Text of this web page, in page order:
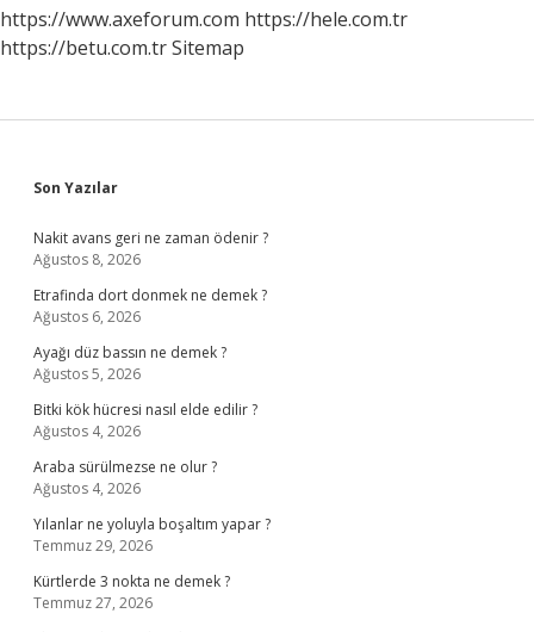
https://www.axeforum.com https://hele.com.tr
https://betu.com.trSitemap
Sidebar
Son Yazılar
Nakit avans geri ne zaman ödenir ?
Ağustos 8, 2026
Etrafinda dort donmek ne demek ?
Ağustos 6, 2026
Ayağı düz bassın ne demek ?
Ağustos 5, 2026
Bitki kök hücresi nasıl elde edilir ?
Ağustos 4, 2026
Araba sürülmezse ne olur ?
Ağustos 4, 2026
Yılanlar ne yoluyla boşaltım yapar ?
Temmuz 29, 2026
Kürtlerde 3 nokta ne demek ?
Temmuz 27, 2026